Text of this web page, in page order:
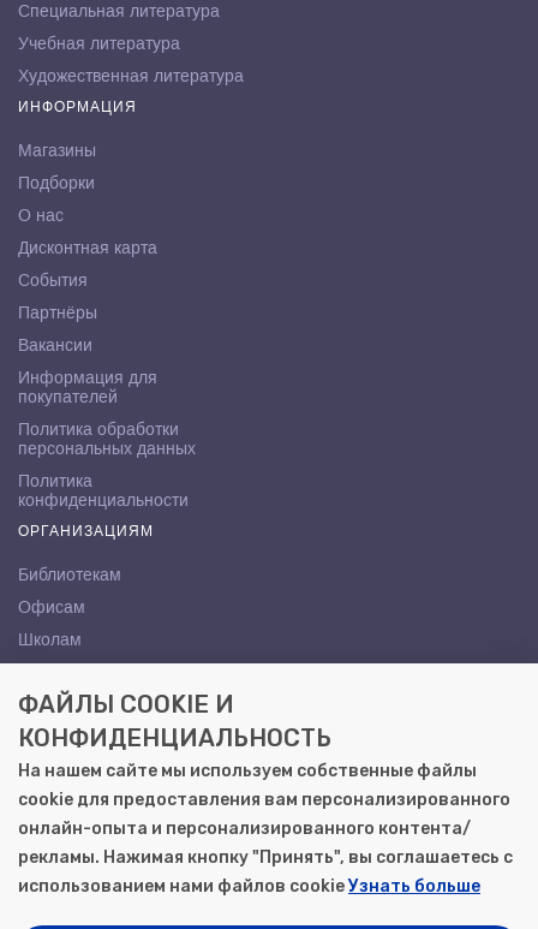
Специальная литература
Учебная литература
Художественная литература
ИНФОРМАЦИЯ
Магазины
Подборки
О нас
Дисконтная карта
События
Партнёры
Вакансии
Информация для
покупателей
Политика обработки
персональных данных
Политика
конфиденциальности
ОРГАНИЗАЦИЯМ
Библиотекам
Офисам
Школам
КОНТАКТЫ
Саратов, ул. Осипова, 10А
+7 (8452) 72-65-65
gemera@moya-kniga.ru
ФАЙЛЫ COOKIE И
КОНФИДЕНЦИАЛЬНОСТЬ
На нашем сайте мы используем собственные файлы
cookie для предоставления вам персонализированного
онлайн-опыта и персонализированного контента/
рекламы. Нажимая кнопку "Принять", вы соглашаетесь с
использованием нами файлов cookieУзнать больше